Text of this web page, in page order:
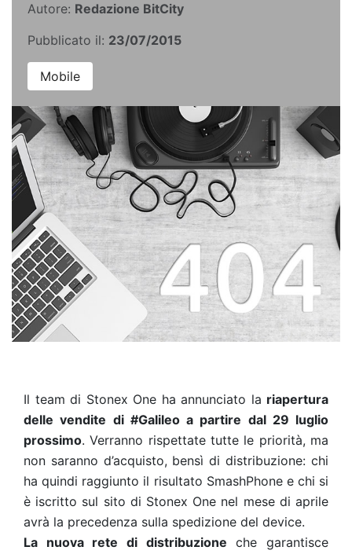
Autore: Redazione BitCity
Pubblicato il: 23/07/2015
Mobile
Il team di Stonex One ha annunciato la riapertura
delle vendite di #Galileo a partire dal 29 luglio
prossimo. Verranno rispettate tutte le priorità, ma
non saranno d’acquisto, bensì di distribuzione: chi
ha quindi raggiunto il risultato SmashPhone e chi si
è iscritto sul sito di Stonex One nel mese di aprile
avrà la precedenza sulla spedizione del device.
La nuova rete di distribuzione che garantisce